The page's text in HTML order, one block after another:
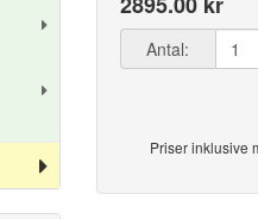
Antal:
Priser inklusive